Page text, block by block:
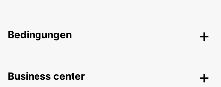
Bedingungen
Business center